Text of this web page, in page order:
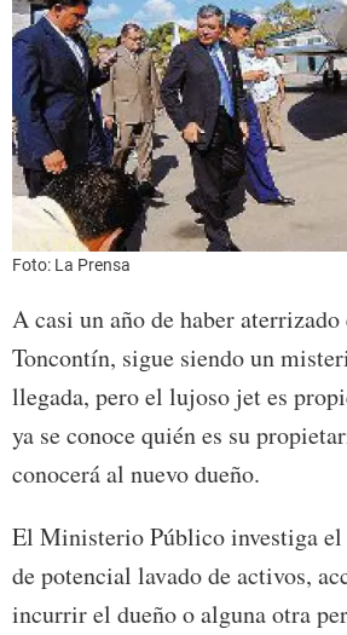
Foto: La Prensa
A casi un año de haber
Toncontín, sigue siendo un
llegada, pero el lujoso jet es
ya se conoce quién es su
conocerá al nuevo dueño.
El Ministerio Público investiga
de potencial lavado de activos,
incurrir el dueño o alguna otra